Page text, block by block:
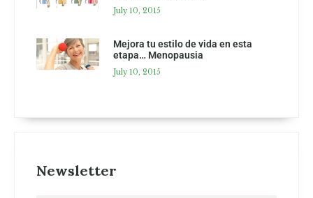
July 10, 2015
Mejora tu estilo de vida en esta
etapa… Menopausia
July 10, 2015
Newsletter